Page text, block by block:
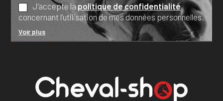
J’accepte lapolitique de confidentialité
concernant l’utilisation de mes données personnelles.
Voir plus